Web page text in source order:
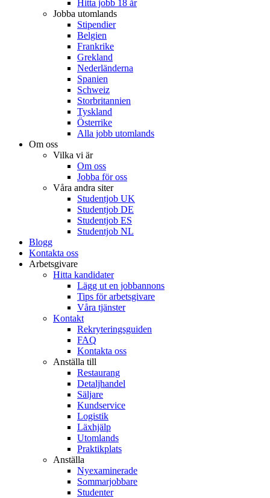
Hitta jobb 18 år
Jobba utomlands
Stipendier
Belgien
Frankrike
Grekland
Nederländerna
Spanien
Schweiz
Storbritannien
Tyskland
Österrike
Alla jobb utomlands
Om oss
Vilka vi är
Om oss
Jobba för oss
Våra andra siter
Studentjob UK
Studentjob DE
Studentjob ES
Studentjob NL
Blogg
Kontakta oss
Arbetsgivare
Hitta kandidater
Lägg ut en jobbannons
Tips för arbetsgivare
Våra tjänster
Kontakt
Rekryteringsguiden
FAQ
Kontakta oss
Anställa till
Restaurang
Detaljhandel
Säljare
Kundservice
Logistik
Läxhjälp
Utomlands
Praktikplats
Anställa
Nyexaminerade
Sommarjobbare
Studenter